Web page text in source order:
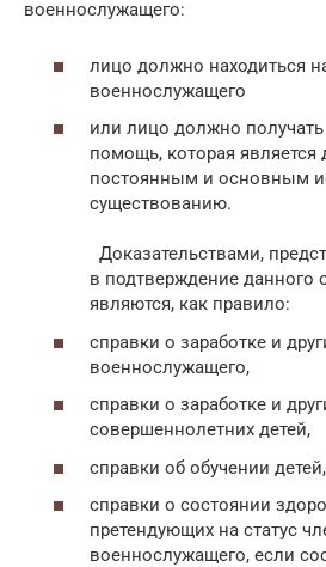
военнослужащего:
лицо должно находиться
военнослужащего
или лицо должно
помощь, которая является
постоянным и основным
Доказательствами,
в подтверждение данного
являются, как правило:
справки о заработке и
военнослужащего,
справки о заработке и
совершеннолетних детей,
справки об обучении детей,
справки о состоянии
претендующих на статус
военнослужащего, если